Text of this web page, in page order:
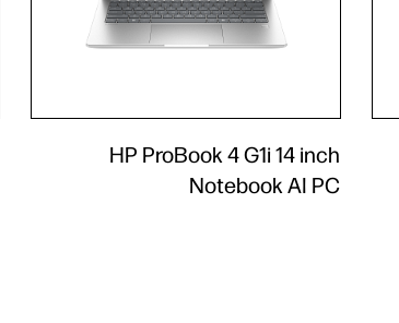
HP ProBook 4 G1i 14 inch
Notebook AI PC